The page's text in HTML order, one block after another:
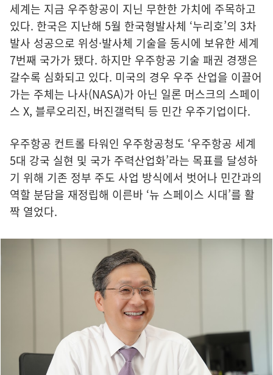
세계는 지금 우주항공이 지닌 무한한 가치에 주목하고
있다. 한국은 지난해 5월 한국형발사체 ‘누리호’의 3차
발사 성공으로 위성·발사체 기술을 동시에 보유한 세계
7번째 국가가 됐다. 하지만 우주항공 기술 패권 경쟁은
갈수록 심화되고 있다. 미국의 경우 우주 산업을 이끌어
가는 주체는 나사(NASA)가 아닌 일론 머스크의 스페이
스 X, 블루오리진, 버진갤럭틱 등 민간 우주기업이다.
우주항공 컨트롤 타워인 우주항공청도 ‘우주항공 세계
5대 강국 실현 및 국가 주력산업화’라는 목표를 달성하
기 위해 기존 정부 주도 사업 방식에서 벗어나 민간과의
역할 분담을 재정립해 이른바 ‘뉴 스페이스 시대’를 활
짝 열었다.